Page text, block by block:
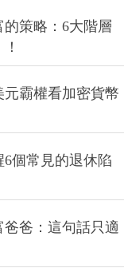
策略：6大階層
霸權看加密貨幣
個常見的退休陷
爸爸：這句話只適